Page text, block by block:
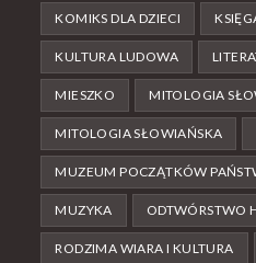
KOMIKS DLA DZIECI
KULTURA LUDOWA
MIESZKO MITOLOGIA
MITOLOGIA SŁOWIAŃSKA
MUZEUM POCZĄTKÓW
MUZYKA ODTWÓRSTWO
RODZIMA WIARA I KULTURA